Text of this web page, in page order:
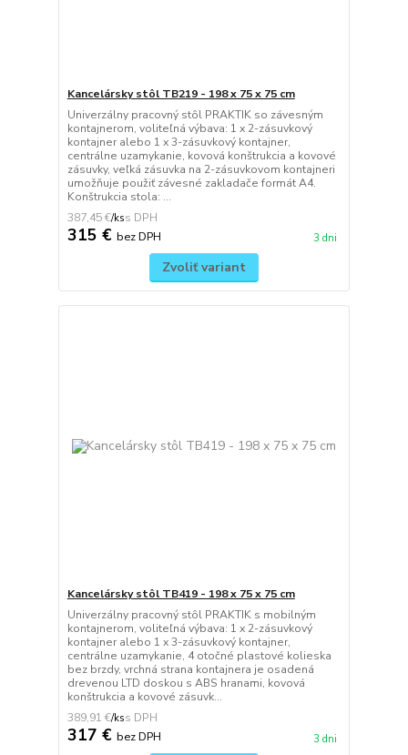
Kancelársky stôl TB219 - 198 x 75 x 75 cm
Univerzálny pracovný stôl PRAKTIK so závesným
kontajnerom, voliteľná výbava: 1 x 2-zásuvkový
kontajner alebo 1 x 3-zásuvkový kontajner,
centrálne uzamykanie, kovová konštrukcia a kovové
zásuvky, veľká zásuvka na 2-zásuvkovom kontajneri
umožňuje použiť závesné zakladače formát A4.
Konštrukcia stola: ...
387,45 €/ks
315 € bez DPH 3 dni
Zvoliť variant
Kancelársky stôl TB419 - 198 x 75 x 75 cm
Univerzálny pracovný stôl PRAKTIK s mobilným
kontajnerom, voliteľná výbava: 1 x 2-zásuvkový
kontajner alebo 1 x 3-zásuvkový kontajner,
centrálne uzamykanie, 4 otočné plastové kolieska
bez brzdy, vrchná strana kontajnera je osadená
drevenou LTD doskou s ABS hranami, kovová
konštrukcia a kovové zásuvk...
389,91 €/ks
317 € bez DPH 3 dni